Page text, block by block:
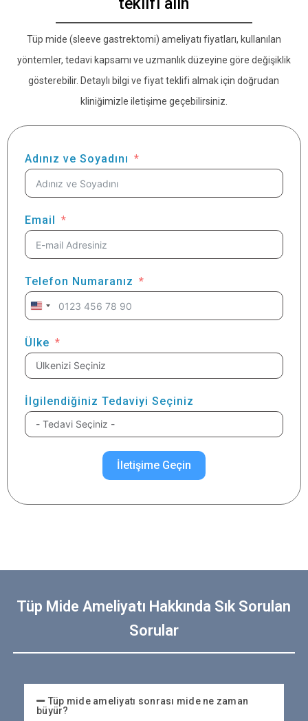
teklifi alın
Tüp mide (sleeve gastrektomi) ameliyatı fiyatları, kullanılan
yöntemler, tedavi kapsamı ve uzmanlık düzeyine göre değişiklik
gösterebilir. Detaylı bilgi ve fiyat teklifi almak için doğrudan
kliniğimizle iletişime geçebilirsiniz.
Adınız ve Soyadını
Email
Telefon Numaranız
United
+1
Ülke
İlgilendiğiniz Tedaviyi Seçiniz
İletişime Geçin
Tüp Mide Ameliyatı Hakkında Sık Sorulan
Sorular
Tüp mide ameliyatı sonrası mide ne zaman
büyür?